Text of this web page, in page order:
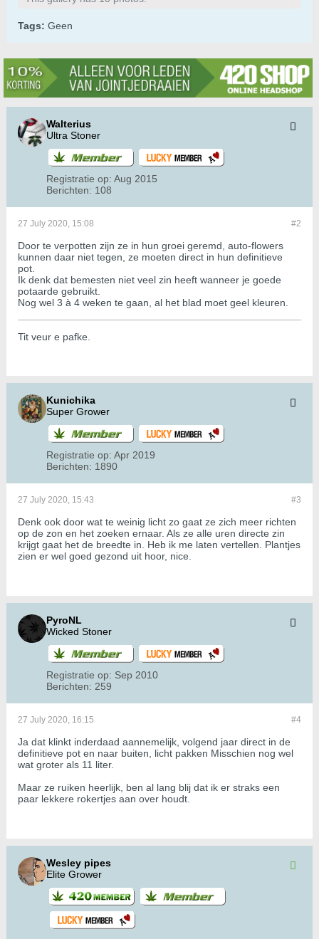
Tags: Geen
Walterius
Ultra Stoner
Registratie op: Aug 2015
Berichten: 108
#2
27 July 2020, 15:08
Door te verpotten zijn ze in hun groei geremd, auto-flowers
kunnen daar niet tegen, ze moeten direct in hun definitieve
pot.
Ik denk dat bemesten niet veel zin heeft wanneer je goede
potaarde gebruikt.
Nog wel 3 à 4 weken te gaan, al het blad moet geel kleuren.
Tit veur e pafke.
Kunichika
Super Grower
Registratie op: Apr 2019
Berichten: 1890
#3
27 July 2020, 15:43
Denk ook door wat te weinig licht zo gaat ze zich meer richten
op de zon en het zoeken ernaar. Als ze alle uren directe zin
krijgt gaat het de breedte in. Heb ik me laten vertellen. Plantjes
zien er wel goed gezond uit hoor, nice.
PyroNL
Wicked Stoner
Registratie op: Sep 2010
Berichten: 259
#4
27 July 2020, 16:15
Ja dat klinkt inderdaad aannemelijk, volgend jaar direct in de
definitieve pot en naar buiten, licht pakken Misschien nog wel
wat groter als 11 liter.
Maar ze ruiken heerlijk, ben al lang blij dat ik er straks een
paar lekkere rokertjes aan over houdt.
Wesley pipes
Elite Grower